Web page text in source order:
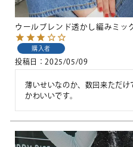
ウールブレンド透かし編みミッ
購入者
投稿日 2025/05/09
薄いせいなのか、数回来ただけ
かわいいです。